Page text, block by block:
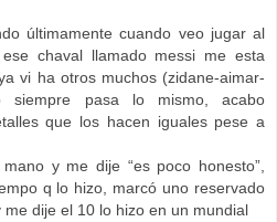
últimamente cuando veo jugar al
chaval llamado messi me esta
vi ha otros muchos (zidane-aimar-
siempre pasa lo mismo, acabo
que los hacen iguales pese a
y me dije “es poco honesto”,
q lo hizo, marcó uno reservado
dije el 10 lo hizo en un mundial